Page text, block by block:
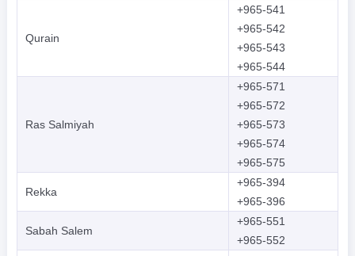
Qurain
+965-541
+965-542
+965-543
+965-544
Ras Salmiyah
+965-571
+965-572
+965-573
+965-574
+965-575
Rekka
+965-394
+965-396
Sabah Salem
+965-551
+965-552